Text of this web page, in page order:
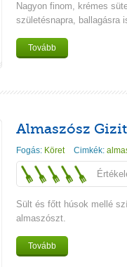
Nagyon finom, krémes
születésnapra, ballagásra
Tovább
Almaszósz
Fogás: Köret Cimkék:
Sült és főtt húsok mellé
almaszószt.
Tovább